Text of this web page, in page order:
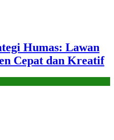
Humas: Lawan
Cepat dan Kreatif